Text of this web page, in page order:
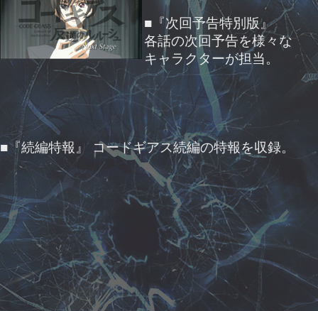
■『次回予告特別版』
各話の次回予告を様々な
キャラクターが担当。
■『続編特報』 コードギアス続編の特報を収録。